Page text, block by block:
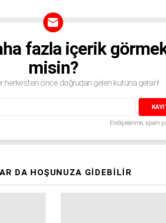
fazla içerik
misin?
herkesten önce doğrudan gelen kutuna gelsin!
Endişelenme, spam
DA HOŞUNUZA GIDEBILIR